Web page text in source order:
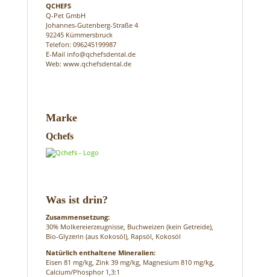
QCHEFS
Q-Pet GmbH
Johannes-Gutenberg-Straße 4
92245 Kümmersbruck
Telefon: 096245199987
E-Mail info@qchefsdental.de
Web: www.qchefsdental.de
Marke
Qchefs
Was ist drin?
Zusammensetzung:
30% Molkereierzeugnisse, Buchweizen (kein Getreide),
Bio-Glyzerin (aus Kokosöl), Rapsöl, Kokosöl
Natürlich enthaltene Mineralien:
Eisen 81 mg/kg, Zink 39 mg/kg, Magnesium 810 mg/kg,
Calcium/Phosphor 1,3:1